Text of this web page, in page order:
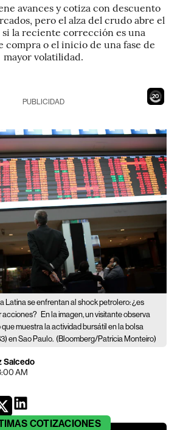
avances y cotiza con descuento
pero el alza del crudo abre el
si la reciente corrección es una
o el inicio de una fase de
mayor volatilidad.
18
PUBLICIDAD
Latina se enfrentan al shock petrolero: ¿es
acciones? En la imagen, un visitante observa
muestra la actividad bursátil en la bolsa
en Sao Paulo. (Bloomberg/Patricia Monteiro)
Salcedo
AM
COTIZACIONES